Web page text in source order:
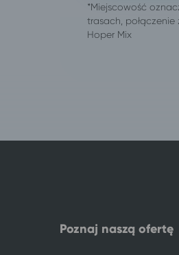
Opole
Opole
Opole
341 lokalizacji
Poznaj naszą ofertę